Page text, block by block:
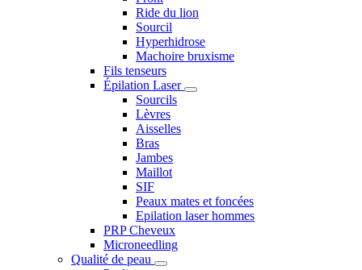
Ride du lion
Sourcil
Hyperhidrose
Machoire bruxisme
Fils tenseurs
Épilation Laser
Sourcils
Lèvres
Aisselles
Bras
Jambes
Maillot
SIF
Peaux mates et foncées
Epilation laser hommes
PRP Cheveux
Microneedling
Qualité de peau